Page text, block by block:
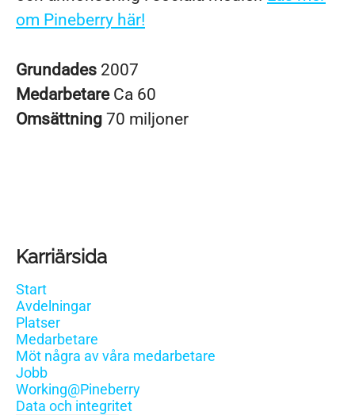
om Pineberry här!
Grundades 2007
Medarbetare Ca 60
Omsättning 70 miljoner
Karriärsida
Start
Avdelningar
Platser
Medarbetare
Möt några av våra medarbetare
Jobb
Working@Pineberry
Data och integritet